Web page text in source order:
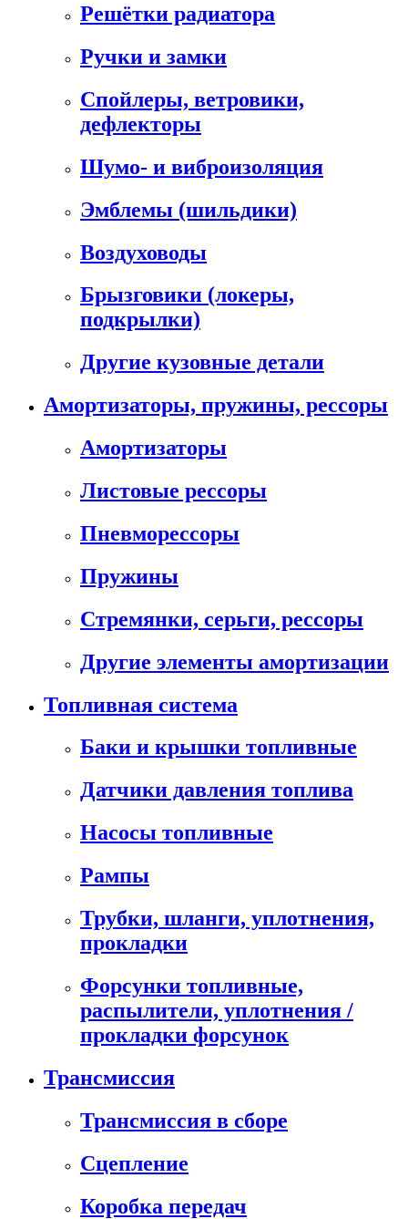
Решётки радиатора
Ручки и замки
Спойлеры, ветровики,
дефлекторы
Шумо- и виброизоляция
Эмблемы (шильдики)
Воздуховоды
Брызговики (локеры,
подкрылки)
Другие кузовные детали
Амортизаторы, пружины, рессоры
Амортизаторы
Листовые рессоры
Пневморессоры
Пружины
Стремянки, серьги, рессоры
Другие элементы амортизации
Топливная система
Баки и крышки топливные
Датчики давления топлива
Насосы топливные
Рампы
Трубки, шланги, уплотнения,
прокладки
Форсунки топливные,
распылители, уплотнения /
прокладки форсунок
Трансмиссия
Трансмиссия в сборе
Сцепление
Коробка передач